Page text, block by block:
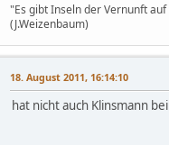
"Es gibt Inseln der Vernunft
(J.Weizenbaum)
18. August 2011, 16:14:10
hat nicht auch Klinsmann